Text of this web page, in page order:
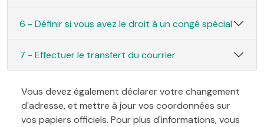
6 - Définir si vous avez le droit à un congé spécial
7 - Effectuer le transfert du courrier
Vous devez également déclarer votre changement
d'adresse, et mettre à jour vos coordonnées sur
vos papiers officiels. Pour plus d'informations, vous